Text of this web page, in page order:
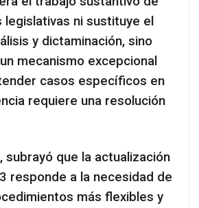
legislativas ni sustituye el
y dictaminación, sino
mecanismo excepcional
casos específicos en
requiere una resolución
subrayó que la actualización
responde a la necesidad de
más flexibles y